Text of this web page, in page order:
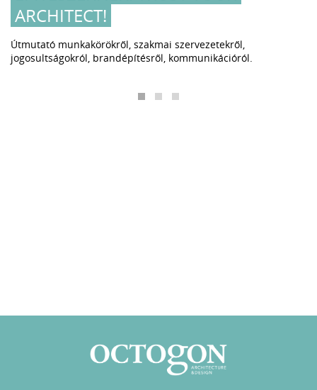
ARCHITECT!
Útmutató munkakörökről, szakmai szervezetekről,
jogosultságokról, brandépítésről, kommunikációról.